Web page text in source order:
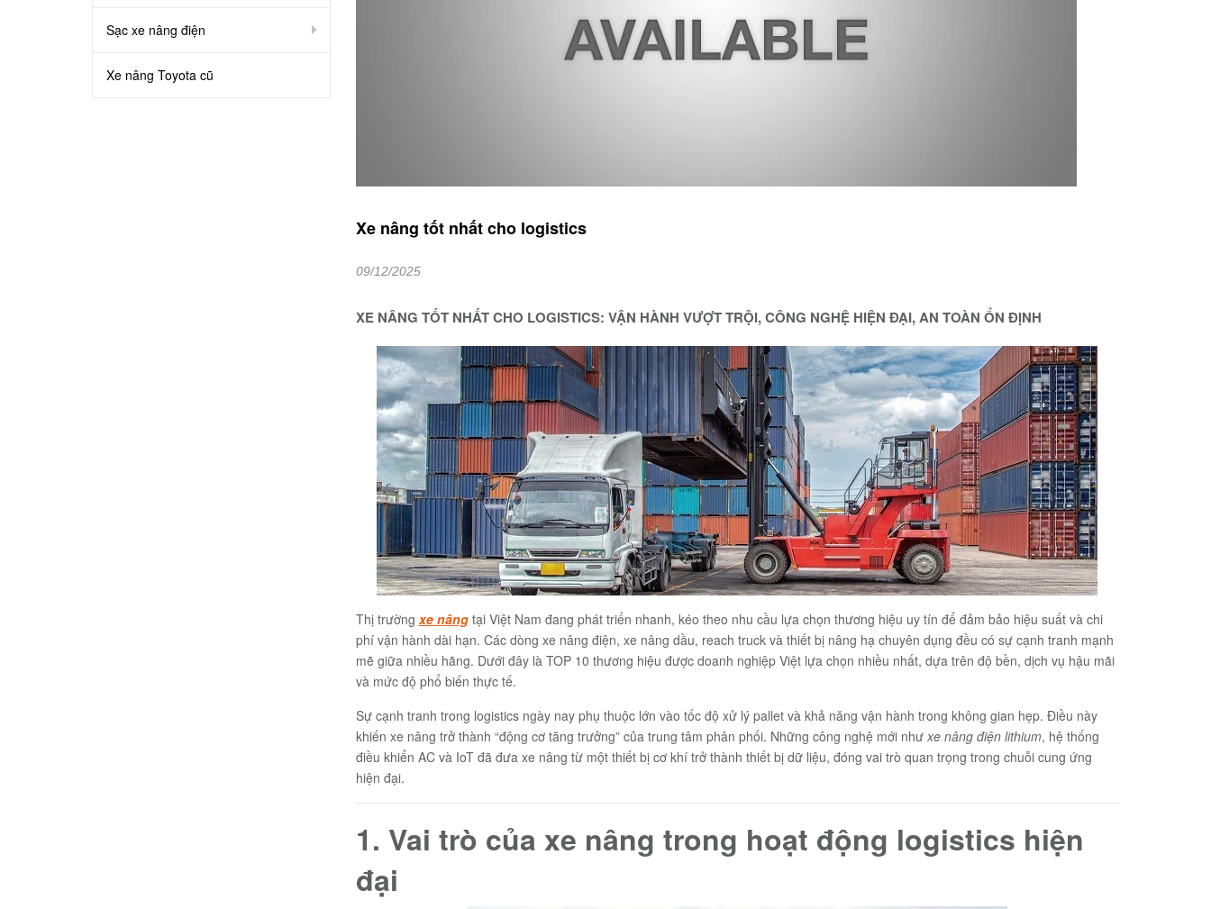
Sạc xe nâng điện
Xe nâng Toyota cũ
Xe nâng tốt nhất cho logistics
09/12/2025
XE NÂNG TỐT NHẤT CHO LOGISTICS: VẬN HÀNH VƯỢT TRỘI, CÔNG NGHỆ HIỆN ĐẠI, AN TOÀN ỔN ĐỊNH
Thị trường xe nângtại Việt Nam đang phát triển nhanh, kéo theo nhu cầu lựa chọn thương hiệu uy tín để đảm bảo hiệu suất và chi
phí vận hành dài hạn. Các dòng xe nâng điện, xe nâng dầu, reach truck và thiết bị nâng hạ chuyên dụng đều có sự cạnh tranh mạnh
mẽ giữa nhiều hãng. Dưới đây là TOP 10 thương hiệu được doanh nghiệp Việt lựa chọn nhiều nhất, dựa trên độ bền, dịch vụ hậu mãi
và mức độ phổ biến thực tế.
Sự cạnh tranh trong logistics ngày nay phụ thuộc lớn vào tốc độ xử lý pallet và khả năng vận hành trong không gian hẹp. Điều này
khiến xe nâng trở thành “động cơ tăng trưởng” của trung tâm phân phối. Những công nghệ mới như xe nâng điện lithium, hệ thống
điều khiển AC và IoT đã đưa xe nâng từ một thiết bị cơ khí trở thành thiết bị dữ liệu, đóng vai trò quan trọng trong chuỗi cung ứng
hiện đại.
1. Vai trò của xe nâng trong hoạt động logistics hiện
đại